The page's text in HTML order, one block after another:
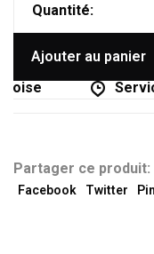
Quantité:
Ajouter au panier
Partager ce produit:
Facebook Twitter